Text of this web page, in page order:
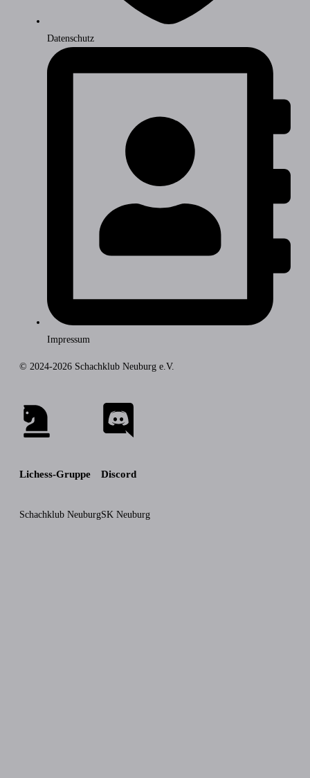
Datenschutz
Impressum
© 2024-2026 Schachklub Neuburg e.V.
Lichess-Gruppe
Schachklub Neuburg
Discord
SK Neuburg